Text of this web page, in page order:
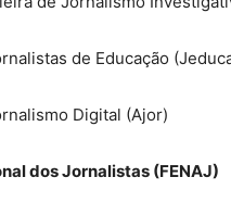
de Educação
Digital (Ajor)
dos Jornalistas (FENAJ)